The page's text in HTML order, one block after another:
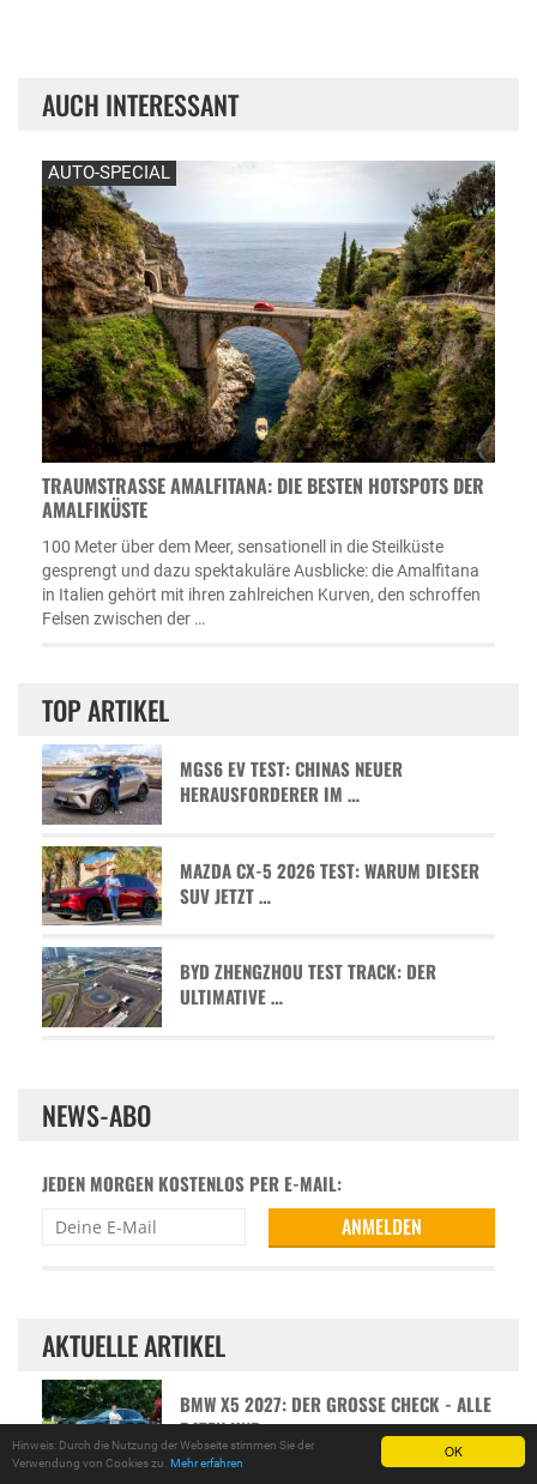
OK
Hinweis: Durch die Nutzung der Webseite stimmen Sie der
Verwendung von Cookies zu. Mehr erfahren
AUCH INTERESSANT
AUTO-SPECIAL
TRAUMSTRASSE AMALFITANA: DIE BESTEN HOTSPOTS DER A
MALFIKÜSTE
100 Meter über dem Meer, sensationell in die Steilküste
gesprengt und dazu spektakuläre Ausblicke: die Amalfitana
in Italien gehört mit ihren zahlreichen Kurven, den schroffen
Felsen zwischen der …
TOP ARTIKEL
MGS6 EV TEST: CHINAS NEUER
HERAUSFORDERER IM …
MAZDA CX-5 2026 TEST: WARUM DIESER
SUV JETZT …
BYD ZHENGZHOU TEST TRACK: DER
ULTIMATIVE …
NEWS-ABO
JEDEN MORGEN KOSTENLOS PER E-MAIL:
AKTUELLE ARTIKEL
BMW X5 2027: DER GROSSE CHECK - ALLE D
ATEN UND …